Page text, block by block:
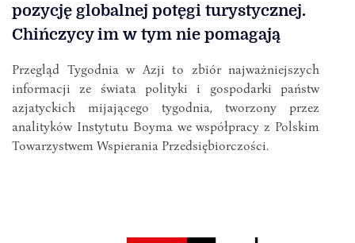
pozycję globalnej potęgi turystycznej.
Chińczycy im w tym nie pomagają
Przegląd Tygodnia w Azji to zbiór najważniejszych
informacji ze świata polityki i gospodarki państw
azjatyckich mijającego tygodnia, tworzony przez
analityków Instytutu Boyma we współpracy z Polskim
Towarzystwem Wspierania Przedsiębiorczości.